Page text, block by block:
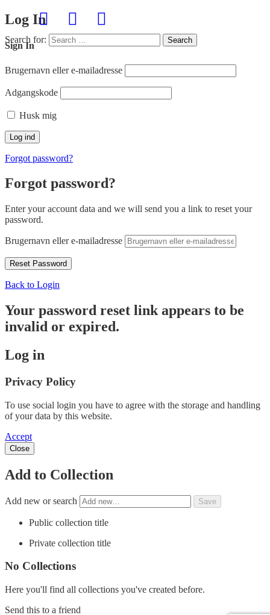
Search for: Search
Log In
Sign In
Brugernavn eller e-mailadresse
Adgangskode
Husk mig
Forgot password?
Forgot password?
Enter your account data and we will send you a link to reset your
password.
Brugernavn eller e-mailadresse
Back to Login
Your password reset link appears to be
invalid or expired.
Log in
Privacy Policy
To use social login you have to agree with the storage and handling
of your data by this website.
Accept
Close
Add to Collection
Add new or search
Public collection title
Private collection title
No Collections
Here you'll find all collections you've created before.
Send this to a friend